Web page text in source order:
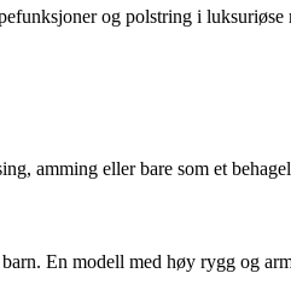
og polstring i
amming eller bare som et
En modell med høy rygg og